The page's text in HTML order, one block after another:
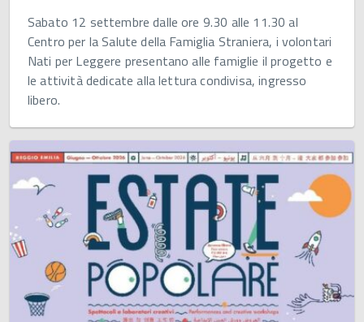
Sabato 12 settembre dalle ore 9.30 alle 11.30 al
Centro per la Salute della Famiglia Straniera, i volontari
Nati per Leggere presentano alle famiglie il progetto e
le attività dedicate alla lettura condivisa, ingresso
libero.